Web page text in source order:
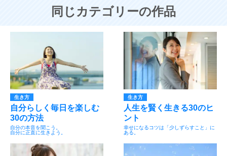
同じカテゴリーの作品
生き方
自分らしく毎日を楽しむ
30の方法
自分の本音を聞こう。
自分に正直に生きよう。
生き方
人生を賢く生きる30のヒ
ント
幸せになるコツは「少しずらすこと」に
ある。